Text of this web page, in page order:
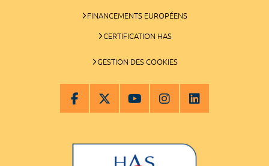
FINANCEMENTS EUROPÉENS
CERTIFICATION HAS
GESTION DES COOKIES